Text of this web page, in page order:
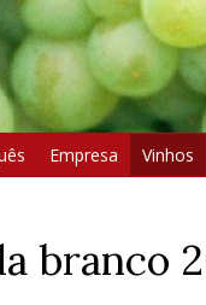
Empresa Vinhos
branco